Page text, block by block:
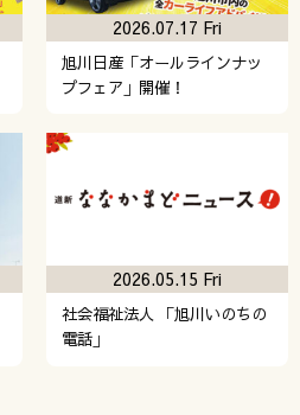
旭川日産「オールラインナッ
プフェア」開催！
2026.07.17 Fri
社会福祉法人 「旭川いのちの
電話」
2026.05.15 Fri